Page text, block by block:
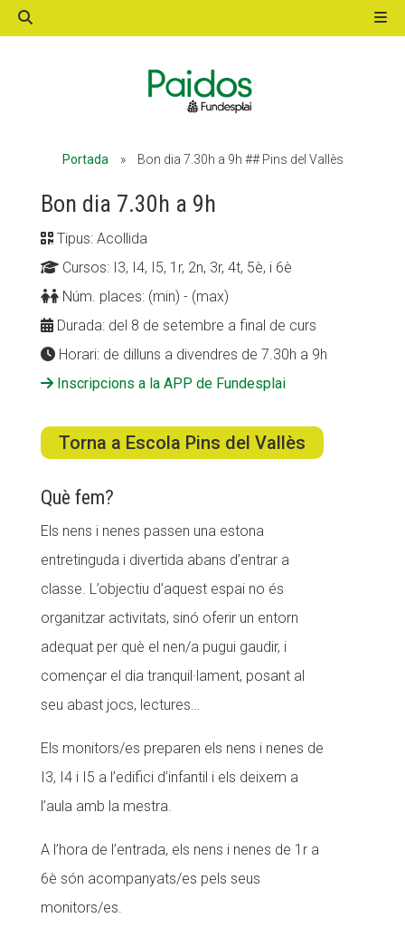
Portada » Bon dia 7.30h a 9h ## Pins del Vallès
Bon dia 7.30h a 9h
Tipus: Acollida
Cursos: I3, I4, I5, 1r, 2n, 3r, 4t, 5è, i 6è
Núm. places: (min) - (max)
Durada: del 8 de setembre a final de curs
Horari: de dilluns a divendres de 7.30h a 9h
Inscripcions a la APP de Fundesplai
Torna a Escola Pins del Vallès
Què fem?
Els nens i nenes passen una estona
entretinguda i divertida abans d’entrar a
classe. L’objectiu d’aquest espai no és
organitzar activitats, sinó oferir un entorn
adequat per què el nen/a pugui gaudir, i
començar el dia tranquil·lament, posant al
seu abast jocs, lectures…
Els monitors/es preparen els nens i nenes de
I3, I4 i I5 a l’edifici d’infantil i els deixem a
l’aula amb la mestra.
A l’hora de l’entrada, els nens i nenes de 1r a
6è són acompanyats/es pels seus
monitors/es.
ACTIVITATS D'ESTIU
ALBERG CENTRE ESPLAI
FORMACIÓ
CASES DE COLÒNIES
ESPLAIS
SUPORT TERCER SECTOR
CONEIX FUNDESPLAI
La Fundació
L'equip